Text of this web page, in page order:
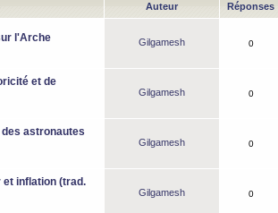
Auteur Réponses
l'Arche Gilgamesh 0
et de
Gilgamesh 0
astronautes
Gilgamesh 0
et inflation (trad.
Gilgamesh 0